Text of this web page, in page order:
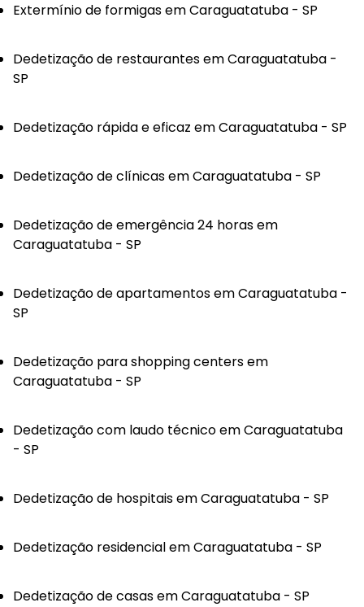
Extermínio de formigas em Caraguatatuba - SP
Dedetização de restaurantes em Caraguatatuba -
SP
Dedetização rápida e eficaz em Caraguatatuba - SP
Dedetização de clínicas em Caraguatatuba - SP
Dedetização de emergência 24 horas em
Caraguatatuba - SP
Dedetização de apartamentos em Caraguatatuba -
SP
Dedetização para shopping centers em
Caraguatatuba - SP
Dedetização com laudo técnico em Caraguatatuba
- SP
Dedetização de hospitais em Caraguatatuba - SP
Dedetização residencial em Caraguatatuba - SP
Dedetização de casas em Caraguatatuba - SP